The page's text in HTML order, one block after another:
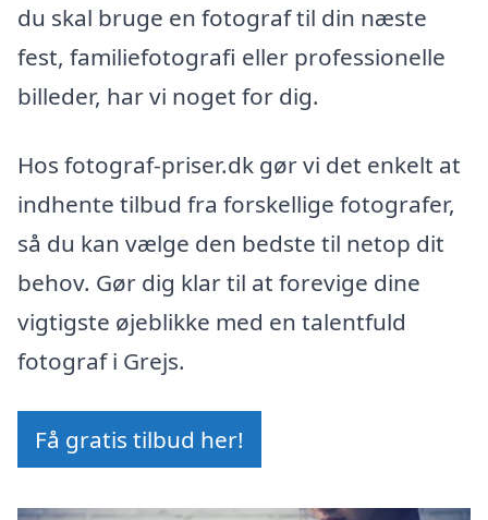
du skal bruge en fotograf til din næste
fest, familiefotografi eller professionelle
billeder, har vi noget for dig.
Hos fotograf-priser.dk gør vi det enkelt at
indhente tilbud fra forskellige fotografer,
så du kan vælge den bedste til netop dit
behov. Gør dig klar til at forevige dine
vigtigste øjeblikke med en talentfuld
fotograf i Grejs.
Få gratis tilbud her!